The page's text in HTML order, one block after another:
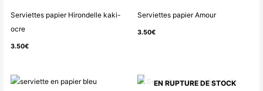
Serviettes papier Hirondelle kaki-
ocre
3.50€
Serviettes papier Amour
3.50€
EN RUPTURE DE STOCK